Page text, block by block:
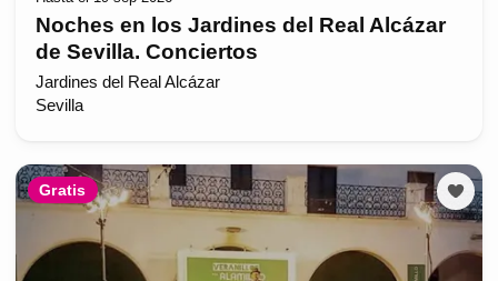
Noches en los Jardines del Real Alcázar
de Sevilla. Conciertos
Jardines del Real Alcázar
Sevilla
Gratis